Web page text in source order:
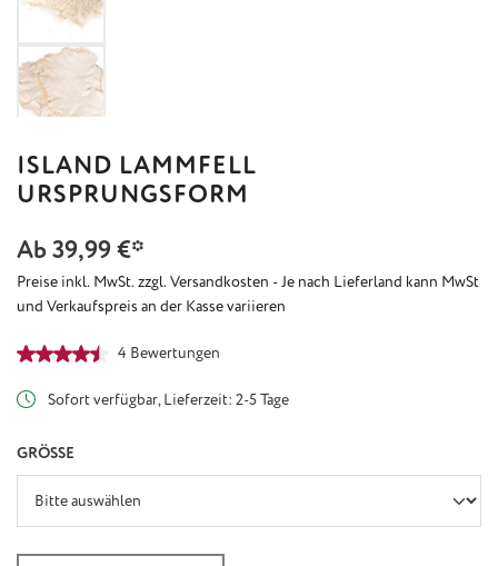
ISLAND LAMMFELL
URSPRUNGSFORM
Ab39,99 €*
Preise inkl. MwSt. zzgl. Versandkosten - Je nach Lieferland kann MwSt
und Verkaufspreis an der Kasse variieren
Durchschnittliche Bewertung von 4.5 von 5 Sternen
4 Bewertungen
Sofort verfügbar, Lieferzeit: 2-5 Tage
GRÖSSE